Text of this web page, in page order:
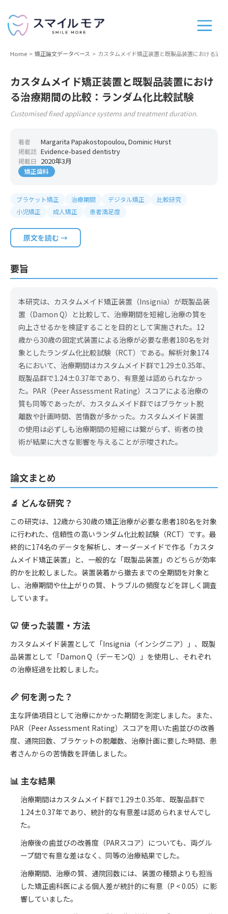
Home 矯正論文データベース カスタムメイド矯正装置と既製品装置における治
カスタムメイド矯正装置と既製品装置におけ
る治療期間の比較：ランダム化比較試験
Customised fixed appliance systems and treatment duration.
著者 Margarita Papakostopoulou, Dominic Hurst
掲載誌 Evidence-based dentistry
掲載日 2020年3月
矯正歯科
ブラケット矯正 治療期間 デジタル矯正
比較研究
小児矯正
成人矯正 患者満足度
原文を読む →
要旨
本研究は、カスタムメイド矯正装置（Insignia）が既製品装
置（Damon Q）と比較して、治療期間を短縮し治療の質を
向上させるかを検証することを目的として実施された。12
歳から30歳の固定式装置による治療が必要な患者180名を対
象としたランダム化比較試験（RCT）である。解析対象174
名において、治療期間はカスタムメイド群で1.29±0.35年、
既製品群で1.24±0.37年であり、有意差は認められなかっ
た。PAR（Peer Assessment Rating）スコアによる治療の
質も同等であったが、カスタムメイド群ではブラケット脱
離数や計画時間、苦情数が多かった。カスタムメイド装置
の使用は必ずしも治療期間の短縮には繋がらず、術者の技
術が結果に大きな影響を与えることが示唆された。
論文まとめ
🔬 どんな研究？
この研究は、12歳から30歳の矯正治療が必要な患者180名を対象
に行われた、信頼性の高いランダム化比較試験（RCT）です。最
終的に174名のデータを解析し、オーダーメイドで作る「カスタ
ムメイド矯正装置」と、一般的な「既製品装置」のどちらが効率
的かを比較しました。装置装着から撤去までの全期間を対象と
し、治療期間や仕上がりの質、トラブルの頻度などを詳しく調査
しています。
🦷 使った装置・方法
カスタムメイド装置として「Insignia（インシグニア）」、既製
品装置として「Damon Q（デーモンQ）」を使用し、それぞれ
の治療経過を比較しました。
📏 何を測った？
主な評価項目として治療にかかった期間を測定しました。また、
PAR（Peer Assessment Rating）スコアを用いた歯並びの改善
度、通院回数、ブラケットの脱離数、治療計画に要した時間、患
者さんからの苦情数を評価しました。
📊 主な結果
治療期間はカスタムメイド群で1.29±0.35年、既製品群で
1.24±0.37年であり、統計的な有意差は認められませんでし
た。
治療後の歯並びの改善度（PARスコア）についても、両グル
ープ間で有意な差はなく、同等の治療結果でした。
治療期間、治療の質、通院回数には、装置の種類よりも担当
した矯正歯科医による個人差が統計的に有意（P < 0.05）に影
響していました。